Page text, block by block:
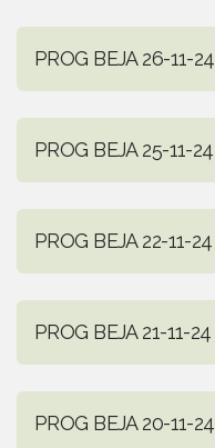
PROG BEJA 26-11-24
PROG BEJA 25-11-24
PROG BEJA 22-11-24
PROG BEJA 21-11-24
PROG BEJA 20-11-24